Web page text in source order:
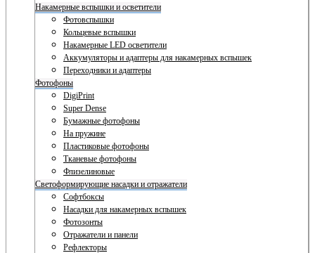
Накамерные вспышки и осветители
Фотовспышки
Кольцевые вспышки
Накамерные LED осветители
Аккумуляторы и адаптеры для накамерных вспышек
Переходники и адаптеры
Фотофоны
DigiPrint
Super Dense
Бумажные фотофоны
На пружине
Пластиковые фотофоны
Тканевые фотофоны
Флизелиновые
Светоформирующие насадки и отражатели
Софтбоксы
Насадки для накамерных вспышек
Фотозонты
Отражатели и панели
Рефлекторы